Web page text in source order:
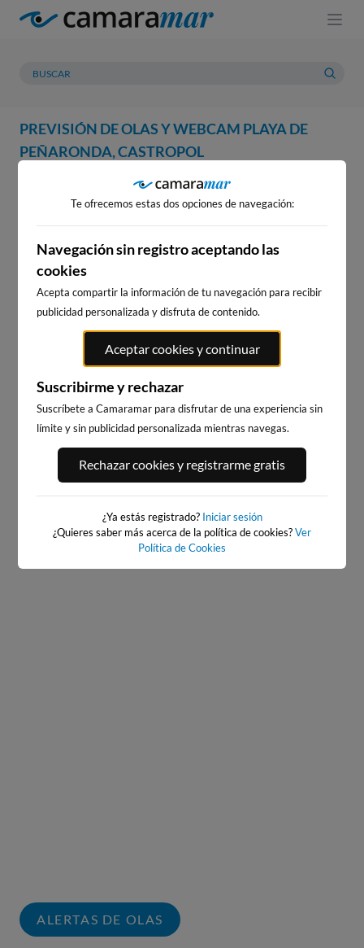
PREVISIÓN DE OLAS Y WEBCAM PLAYA DE
PEÑARONDA, CASTROPOL
PREVISIÓN METEOROLOGÍA
WEBCAM PLAYA DE
PEÑARONDA, CASTROPOL
WEBCAMS CERCANAS
ILLA PACHA
3km · Ribadeo
0.0 m CHOPI
RIBADEO
0.0 m CHOPI
ALERTAS DE OLAS
Te ofrecemos estas dos opciones de navegación:
Navegación sin registro aceptando las
cookies
Acepta compartir la información de tu navegación para recibir
publicidad personalizada y disfruta de contenido.
Aceptar cookies y continuar
Suscribirme y rechazar
Suscríbete a Camaramar para disfrutar de una experiencia sin
límite y sin publicidad personalizada mientras navegas.
Rechazar cookies y registrarme gratis
¿Ya estás registrado? Iniciar sesión
¿Quieres saber más acerca de la política de cookies?Ver
Política de Cookies